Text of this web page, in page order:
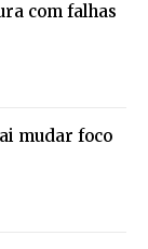
com falhas
mudar foco